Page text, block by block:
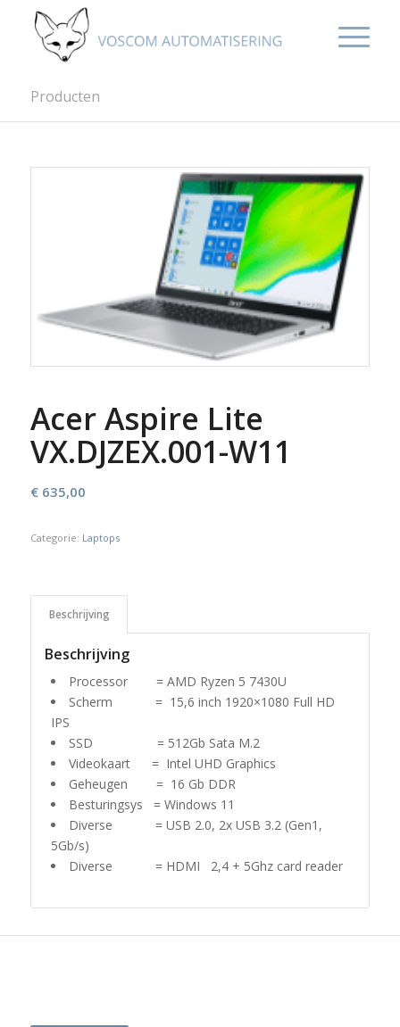
Producten
Acer Aspire Lite
VX.DJZEX.001-W11
€635,00
Categorie: Laptops
Beschrijving
Beschrijving
Processor = AMD Ryzen 5 7430U
Scherm = 15,6 inch 1920×1080 Full HD
IPS
SSD = 512Gb Sata M.2
Videokaart = Intel UHD Graphics
Geheugen = 16 Gb DDR
Besturingsys = Windows 11
Diverse = USB 2.0, 2x USB 3.2 (Gen1,
5Gb/s)
Diverse = HDMI 2,4 + 5Ghz card reader